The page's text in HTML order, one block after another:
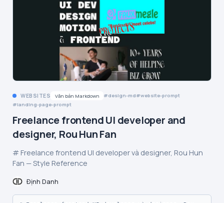
WEBSITES Văn bản Markdown design-md
website-prompt
landing-page-prompt
Freelance frontend UI developer and
designer, Rou Hun Fan
# Freelance frontend UI developer và designer, Rou Hun
Fan — Style Reference
Định Danh